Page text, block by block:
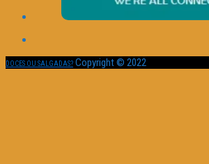
DOCES OU SALGADAS? Copyright © 2022